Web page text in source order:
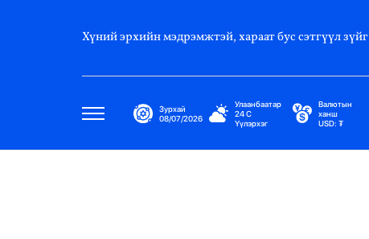
Хүний эрхийн мэдрэмжтэй, хараат бус сэтгүүл
Зурхай
08/07/2026
Улаанбаатар
24C
Үүлэрхэг
Валютын
ханш
USD: ₮